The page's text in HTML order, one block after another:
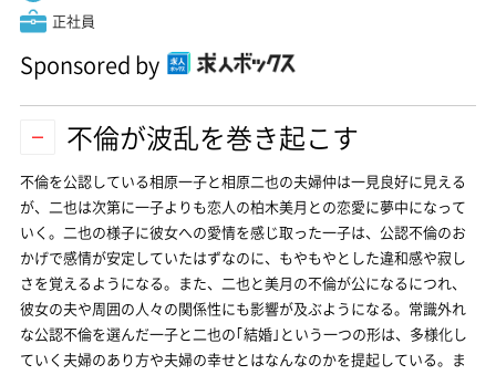
正社員
Sponsored by
不倫が波乱を巻き起こす
不倫を公認している相原一子と相原二也の夫婦仲は一見良好に見える
が、二也は次第に一子よりも恋人の柏木美月との恋愛に夢中になって
いく。二也の様子に彼女への愛情を感じ取った一子は、公認不倫のお
かげで感情が安定していたはずなのに、もやもやとした違和感や寂し
さを覚えるようになる。また、二也と美月の不倫が公になるにつれ、
彼女の夫や周囲の人々の関係性にも影響が及ぶようになる。常識外れ
な公認不倫を選んだ一子と二也の｢結婚｣という一つの形は、多様化し
ていく夫婦のあり方や夫婦の幸せとはなんなのかを提起している。ま